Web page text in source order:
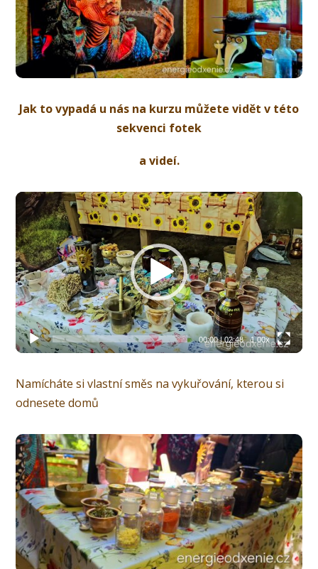
Jak to vypadá u nás na kurzu můžete vidět v této
sekvenci fotek
a videí.
Video
přehrávač
00:00|02:48 1.00x
Namícháte si vlastní směs na vykuřování, kterou si
odnesete domů